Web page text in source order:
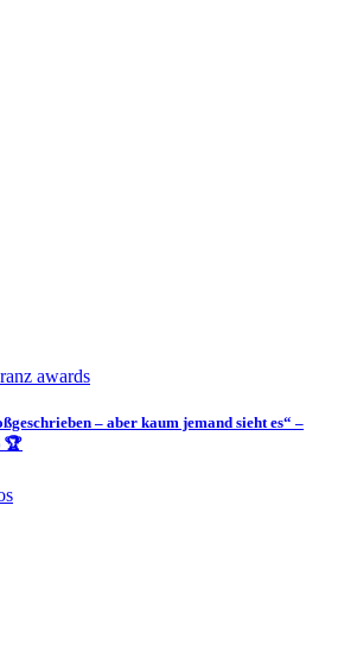
awards
– aber kaum jemand sieht es“ –
🏆